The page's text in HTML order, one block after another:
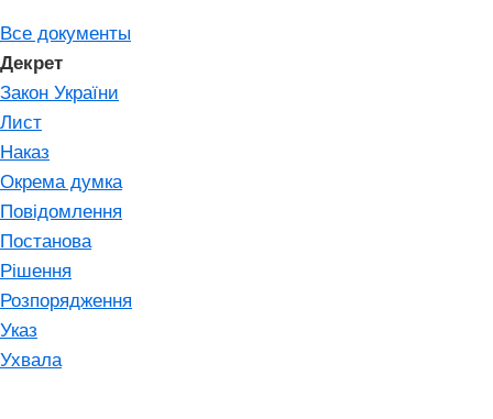
Все документы
Декрет
Закон України
Лист
Наказ
Окрема думка
Повідомлення
Постанова
Рішення
Розпорядження
Указ
Ухвала